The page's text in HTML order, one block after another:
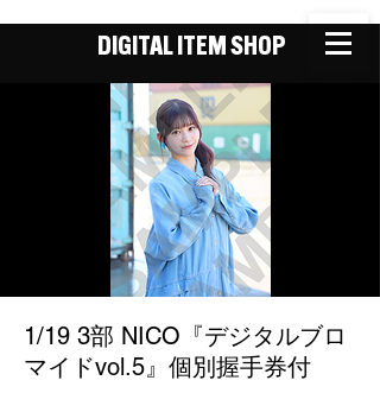
DIGITAL ITEM SHOP
1/19 3部 NICO『デジタルブロ
マイドvol.5』個別握手券付